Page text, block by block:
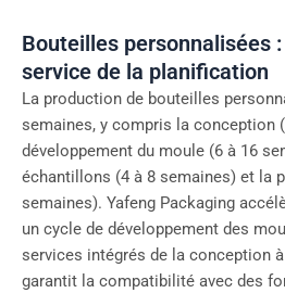
Bouteilles personnalisées
service de la planification
La production de bouteilles
semaines, y compris la conception
développement du moule (6 à 16
échantillons (4 à 8 semaines) et la
semaines). Yafeng Packaging
un cycle de développement des
services intégrés de la conception
garantit la compatibilité avec des